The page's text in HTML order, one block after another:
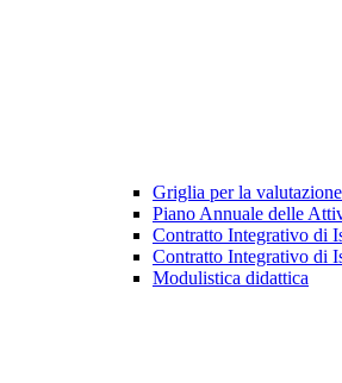
Griglia per la
Piano Annuale delle
Contratto Integrativo di
Contratto Integrativo di
Modulistica didattica